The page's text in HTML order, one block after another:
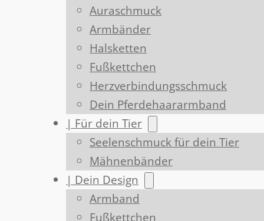
Auraschmuck
Armbänder
Halsketten
Fußkettchen
Herzverbindungsschmuck
Dein Pferdehaararmband
| Für dein Tier
Seelenschmuck für dein Tier
Mähnenbänder
| Dein Design
Armband
Fußkettchen